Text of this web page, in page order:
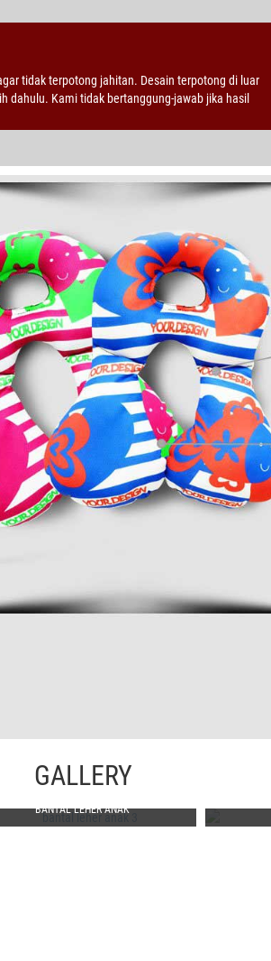
tidak terpotong jahitan. Desain terpotong di luar
dahulu. Kami tidak bertanggung-jawab jika hasil
GALLERY
BANTAL LEHER ANAK